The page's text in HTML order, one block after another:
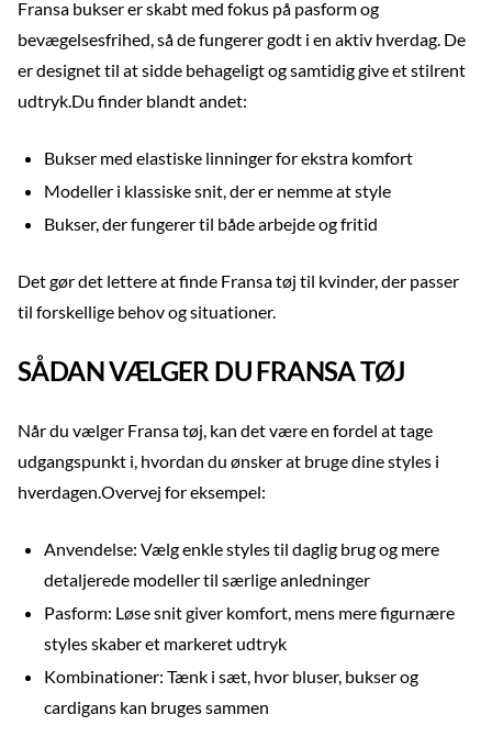
Fransa bukser er skabt med fokus på pasform og
bevægelsesfrihed, så de fungerer godt i en aktiv hverdag. De
er designet til at sidde behageligt og samtidig give et stilrent
udtryk.Du finder blandt andet:
Bukser med elastiske linninger for ekstra komfort
Modeller i klassiske snit, der er nemme at style
Bukser, der fungerer til både arbejde og fritid
Det gør det lettere at finde Fransa tøj til kvinder, der passer
til forskellige behov og situationer.
SÅDAN VÆLGER DU FRANSA TØJ
Når du vælger Fransa tøj, kan det være en fordel at tage
udgangspunkt i, hvordan du ønsker at bruge dine styles i
hverdagen.Overvej for eksempel:
Anvendelse: Vælg enkle styles til daglig brug og mere
detaljerede modeller til særlige anledninger
Pasform: Løse snit giver komfort, mens mere figurnære
styles skaber et markeret udtryk
Kombinationer: Tænk i sæt, hvor bluser, bukser og
cardigans kan bruges sammen